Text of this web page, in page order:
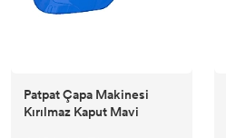
Patpat Çapa Makinesi
Kırılmaz Kaput Mavi